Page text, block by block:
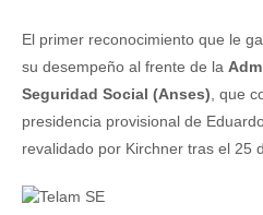
El primer reconocimiento que le
su desempeño al frente de la
Seguridad Social (Anses) , que
presidencia provisional de
revalidado por Kirchner tras el 25